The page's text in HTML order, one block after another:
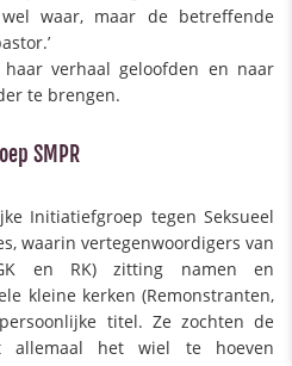
waar, maar de betreffende
verhaal geloofden en naar
te brengen.
SMPR
Initiatiefgroep tegen Seksueel
waarin vertegenwoordigers van
en RK) zitting namen en
kleine kerken (Remonstranten,
titel. Ze zochten de
allemaal het wiel te hoeven